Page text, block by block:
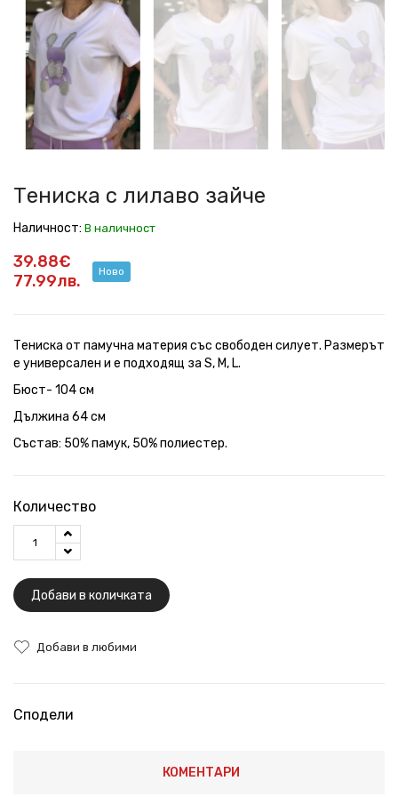
лилаво
зайче
лилаво
зайче
лилаво
зайче
лилаво
зайче
лилаво
зайче
лилаво
зайче
Тениска с лилаво зайче
Наличност: В наличност
39.88€
77.99лв.
Ново
Тениска от памучна материя със свободен силует. Размерът
е универсален и е подходящ за S, M, L.
Бюст- 104 см
Дължина 64 см
Състав: 50% памук, 50% полиестер.
Количество
Добави в количката
Добави в любими
Сподели
КОМЕНТАРИ